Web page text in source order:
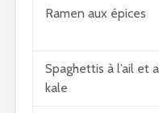
Ramen aux épices
Spaghettis à l’ail et
kale